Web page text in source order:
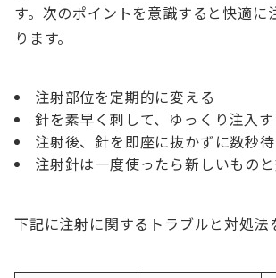
す。次のポイントを意識すると快適に
ります。
注射部位を定期的に変える
針を素早く刺して、ゆっくり注入す
注射後、針を即座に抜かずに数秒
注射針は一度使ったら新しいもの
下記に注射に関するトラブルと対処法